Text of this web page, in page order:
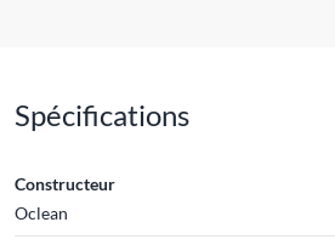
Spécifications
Constructeur
Oclean